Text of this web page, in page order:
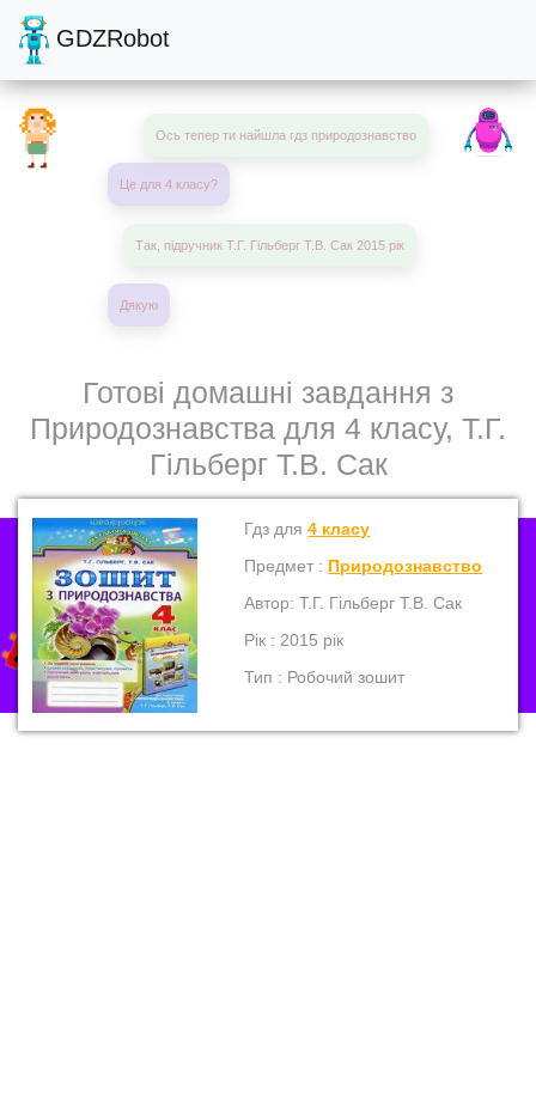
GDZRobot
Ось тепер ти найшла гдз природознавство
Це для 4 класу?
Так, підручник Т.Г. Гільберг Т.В. Сак 2015 рік
Дякую
Готові домашні завдання з
Природознавства для 4 класу, Т.Г.
Гільберг Т.В. Сак
Гдз для4 класу
Предмет : Природознавство
Автор: Т.Г. Гільберг Т.В. Сак
Рік : 2015 рік
Тип : Робочий зошит